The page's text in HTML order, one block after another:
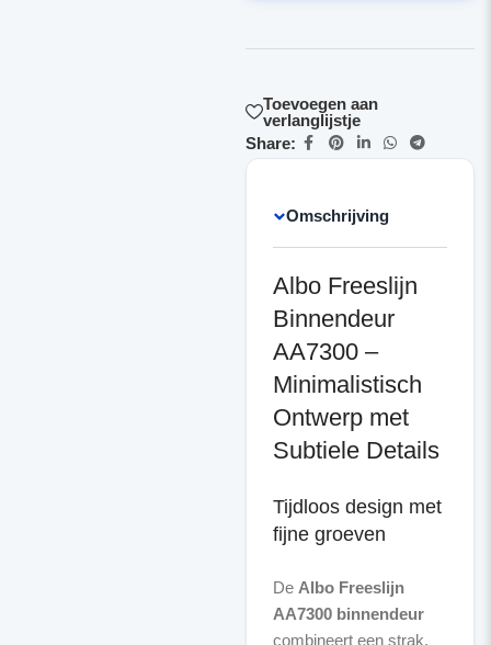
Toevoegen aan
verlanglijstje
Share:
Omschrijving
Albo Freeslijn
Binnendeur
AA7300 –
Minimalistisch
Ontwerp met
Subtiele Details
Tijdloos design met
fijne groeven
De Albo Freeslijn
AA7300 binnendeur
combineert een strak,